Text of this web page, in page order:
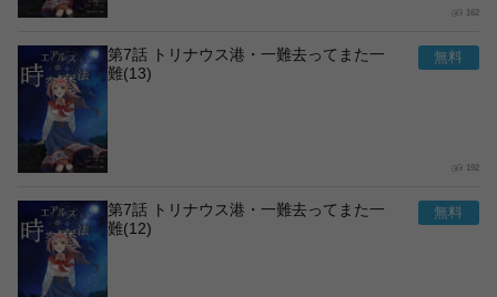
162
第7話 トリナウス港・一難去ってまた一
難(13)
192
第7話 トリナウス港・一難去ってまた一
難(12)